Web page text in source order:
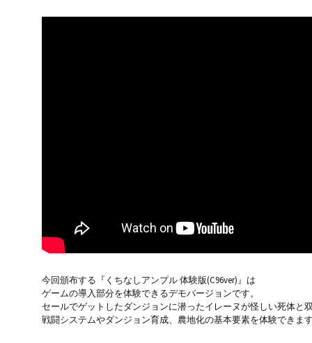
今回頒布する『くちなしアンプル 体験版(C96ver)』は
ゲームの導入部分を体験できるデモバージョンです。
セールでゲットしたダンジョンに潜ったイレーヌが怪しい死体と
戦闘システムやダンジョン育成、農地化の基本要素を体験できま